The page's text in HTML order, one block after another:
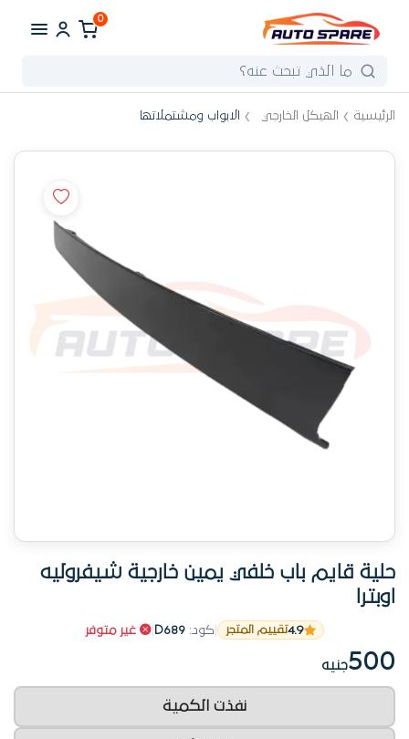
0
الرئيسية الهيكل الخارجي الابواب ومشتملاتها
حلية قايم باب خلفي يمين خارجية شيفروليه
اوبترا
4.9تقييم المتجر كود: D689 غير متوفر
500جنيه
نفذت الكمية